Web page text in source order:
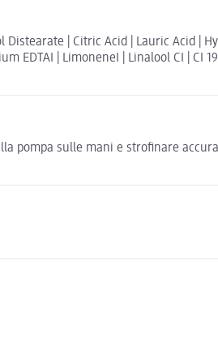
| Citric Acid | Lauric Acid |
EDTAI | LimoneneI | Linalool CI | CI
pompa sulle mani e strofinare